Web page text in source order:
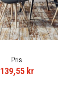
Pris
139,55 kr